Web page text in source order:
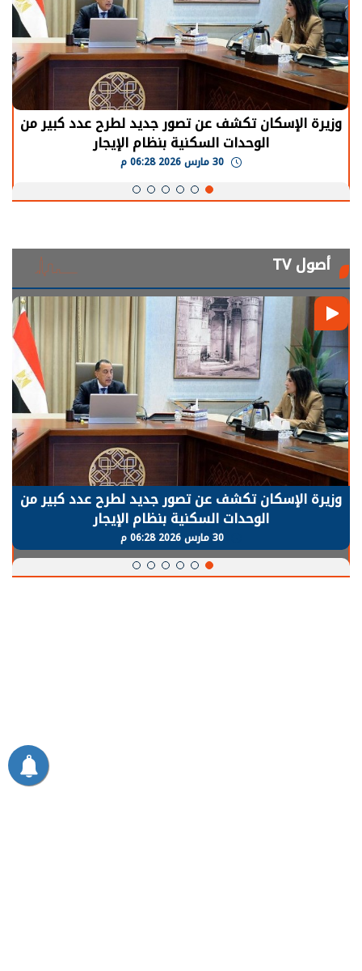
وزيرة الإسكان تكشف عن تصور جديد لطرح عدد كبير من
الوحدات السكنية بنظام الإيجار
أصول TV
وزيرة الإسكان تكشف عن تصور جديد لطرح عدد كبير من
الوحدات السكنية بنظام الإيجار